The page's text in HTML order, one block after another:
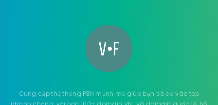
Cung cấp thệ thống PBN mạnh mẽ giúp bạn có cơ vào top